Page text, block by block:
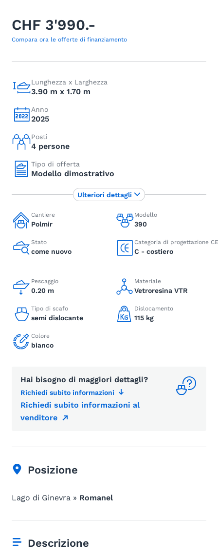
CHF 3'990.-
Compara ora le offerte di finanziamento
Lunghezza x Larghezza
3.90 m x 1.70 m
Anno
2025
Posti
4 persone
Tipo di offerta
Modello dimostrativo
Cantiere
Polmir
Modello
390
Stato
come nuovo
Categoria di progettazione CE
C - costiero
Pescaggio
0.20 m
Materiale
Vetroresina VTR
Tipo di scafo
semi dislocante
Dislocamento
115 kg
Colore
bianco
Hai bisogno di maggiori dettagli?
Richiedi subito informazioni
Richiedi subito informazioni al
venditore
Ulteriori dettagli
Posizione
Lago di Ginevra » Romanel
Descrizione